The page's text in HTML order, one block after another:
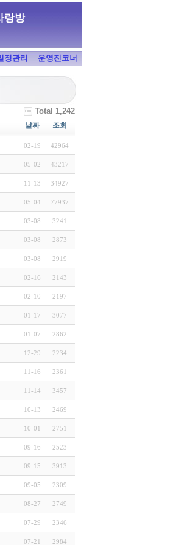
랑방
정관리 운영진코너
Total 1,242
날짜 조회
02-19 42964
05-02 43217
11-13 34927
05-04 77937
03-08 3241
03-08 2873
03-08 2919
02-16 2143
02-10 2197
01-17 3077
01-07 2862
12-29 2234
11-16 2361
11-14 3457
10-13 2469
10-01 2751
09-16 2523
09-15 3913
09-05 2309
08-27 2749
07-29 2346
07-21 2984